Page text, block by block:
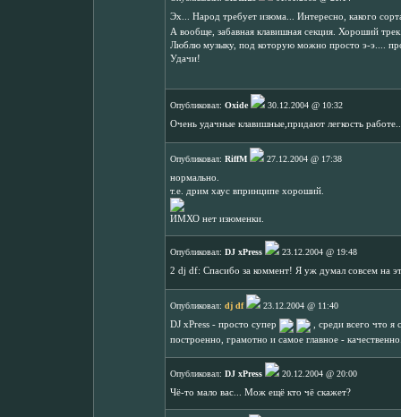
Эх... Народ требует изюма... Интересно, какого
А вообще, забавная клавишная секция. Хороший
Люблю музыку, под которую можно просто э-э....
Удачи!
Опубликовал: Oxide
30.12.2004 @ 10:32
Очень удачные клавишные,придают легкость
Опубликовал: RiffM
27.12.2004 @ 17:38
нормально.
т.е. дрим хаус впринципе хороший.
ИМХО нет изюменки.
Опубликовал: DJ xPress
23.12.2004 @ 19:48
2 dj df: Спасибо за коммент! Я уж думал совсем на
Опубликовал: dj df
23.12.2004 @ 11:40
DJ xPress - просто супер
, среди всего что
построенно, грамотно и самое главное -
Опубликовал: DJ xPress
20.12.2004 @ 20:00
Чё-то мало вас... Мож ещё кто чё скажет?